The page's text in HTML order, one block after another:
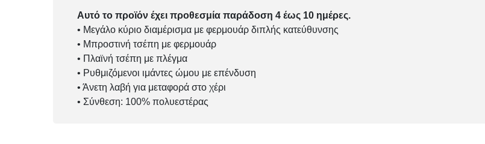
Αυτό το προϊόν έχει προθεσμία παράδοση 4 έως 10 ημέρες.
• Μεγάλο κύριο διαμέρισμα με φερμουάρ διπλής κατεύθυνσης
• Μπροστινή τσέπη με φερμουάρ
• Πλαϊνή τσέπη με πλέγμα
• Ρυθμιζόμενοι ιμάντες ώμου με επένδυση
• Άνετη λαβή για μεταφορά στο χέρι
• Σύνθεση: 100% πολυεστέρας